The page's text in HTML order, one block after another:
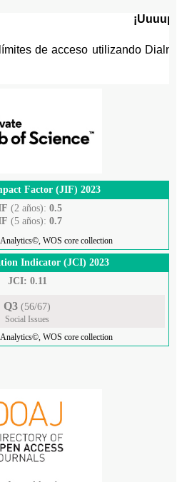
Factor (JIF) 2023
(2 años): 0.5
(5 años): 0.7
WOS core collection
Indicator (JCI) 2023
JCI: 0.11
Q3 (56/67)
Social Issues
WOS core collection